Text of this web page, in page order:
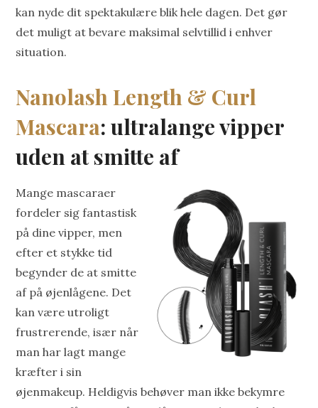
kan nyde dit spektakulære blik hele dagen. Det gør
det muligt at bevare maksimal selvtillid i enhver
situation.
Nanolash Length & Curl
Mascara: ultralange vipper
uden at smitte af
Mange mascaraer
fordeler sig fantastisk
på dine vipper, men
efter et stykke tid
begynder de at smitte
af på øjenlågene. Det
kan være utroligt
frustrerende, især når
man har lagt mange
kræfter i sin
øjenmakeup. Heldigvis behøver man ikke bekymre